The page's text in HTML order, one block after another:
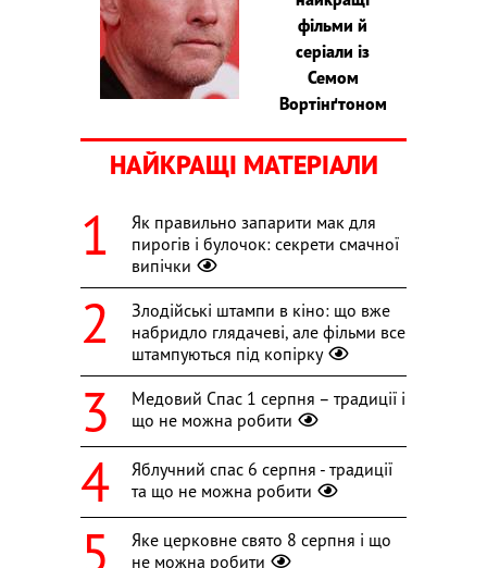
фільми й
серіали із
Семом
Вортінґтоном
НАЙКРАЩІ МАТЕРІАЛИ
Як правильно запарити мак для
пирогів і булочок: секрети смачної
випічки
Злодійські штампи в кіно: що вже
набридло глядачеві, але фільми все
штампуються під копірку
Медовий Спас 1 серпня – традиції і
що не можна робити
Яблучний спас 6 серпня - традиції
та що не можна робити
Яке церковне свято 8 серпня і що
не можна робити